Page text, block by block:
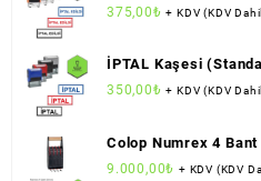
375,00₺ + KDV (KDV
İPTAL Kaşesi
350,00₺ + KDV (KDV
Colop Numrex 4
Boyu)
9.000,00₺ + KDV (KDV